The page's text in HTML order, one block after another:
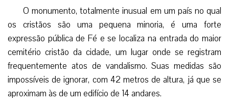
O monumento, totalmente inusual em um país no qual
os cristãos são uma pequena minoria, é uma forte
expressão pública de Fé e se localiza na entrada do maior
cemitério cristão da cidade, um lugar onde se registram
frequentemente atos de vandalismo. Suas medidas são
impossíveis de ignorar, com 42 metros de altura, já que se
aproximam às de um edifício de 14 andares.